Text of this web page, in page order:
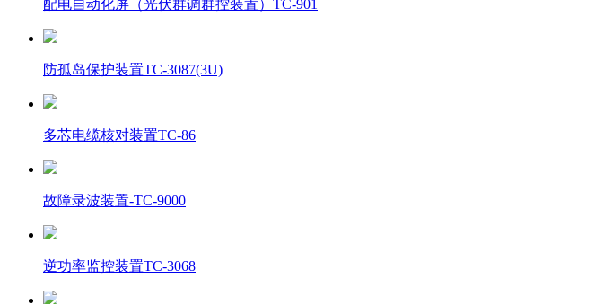
配电自动化屏（光伏群调群控装置）TC-901
防孤岛保护装置TC-3087(3U)
多芯电缆核对装置TC-86
故障录波装置-TC-9000
逆功率监控装置TC-3068